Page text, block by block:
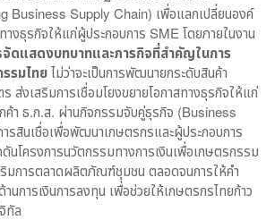
Business Supply Chain) เพื่อแลกเปลี่ยนองค์
างธุรกิจให้แก่ผู้ประกอบการ SME โดยภายในงาน
ดแสดงบทบาทและภารกิจที่สำคัญในการ
รมไทยไม่ว่าจะเป็นการพัฒนายกระดับสินค้า
ส่งเสริมการเชื่อมโยงขยายโอกาสทางธุรกิจให้แก่
ค้า ธ.ก.ส. ผ่านกิจกรรมจับคู่ธุรกิจ (Business
รสินเชื่อเพื่อพัฒนาเกษตรกรและผู้ประกอบการ
โครงการนวัตกรรมทางการเงินเพื่อเกษตรกรรม
มการตลาดผลิตภัณฑ์ชุมชน ตลอดจนการให้คำ
นการเงินการลงทุน เพื่อช่วยให้เกษตรกรไทยก้าว
ทัล